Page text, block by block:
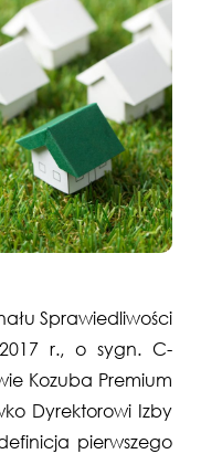
Sprawiedliwości
r., o sygn. C-
Kozuba Premium
Dyrektorowi Izby
pierwszego